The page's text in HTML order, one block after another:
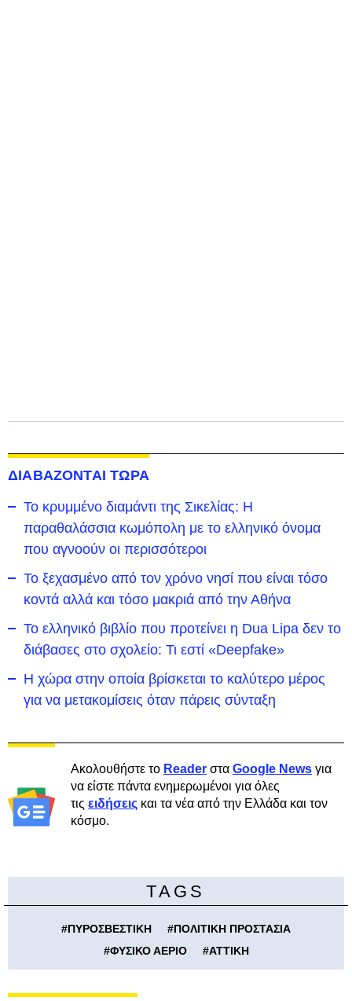
ΔΙΑΒΑΖΟΝΤΑΙ ΤΩΡΑ
Το κρυμμένο διαμάντι της Σικελίας: Η
παραθαλάσσια κωμόπολη με το ελληνικό όνομα
που αγνοούν οι περισσότεροι
To ξεχασμένο από τον χρόνο νησί που είναι τόσο
κοντά αλλά και τόσο μακριά από την Αθήνα
Το ελληνικό βιβλίο που προτείνει η Dua Lipa δεν το
διάβασες στο σχολείο: Τι εστί «Deepfake»
Η χώρα στην οποία βρίσκεται το καλύτερο μέρος
για να μετακομίσεις όταν πάρεις σύνταξη
Ακολουθήστε το Reader στα Google News για
να είστε πάντα ενημερωμένοι για όλες
τις ειδήσεις και τα νέα από την Ελλάδα και τον
κόσμο.
TAGS
#ΠΥΡΟΣΒΕΣΤΙΚΗ #ΠΟΛΙΤΙΚΗ ΠΡΟΣΤΑΣΙΑ
#ΦΥΣΙΚΟ ΑΕΡΙΟ #ΑΤΤΙΚΗ